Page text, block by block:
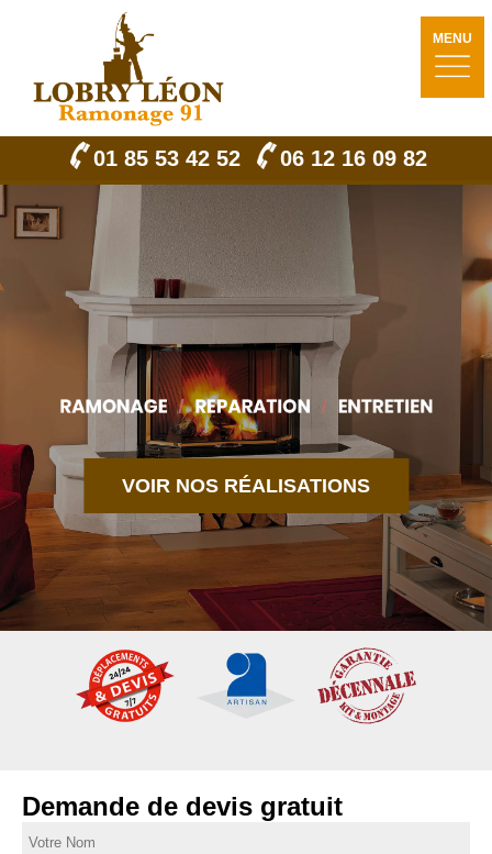
MENU
01 85 53 42 52 06 12 16 09 82
VOIR NOS RÉALISATIONS
Demande de devis gratuit